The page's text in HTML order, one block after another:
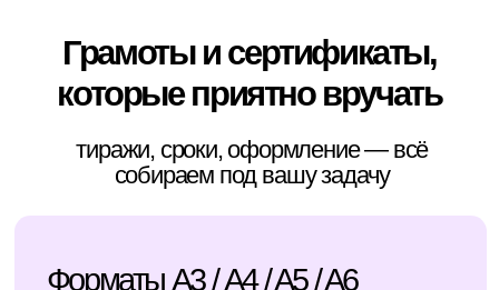
Односторонняя
и двусторонняя печать
(4+0 / 4+4)